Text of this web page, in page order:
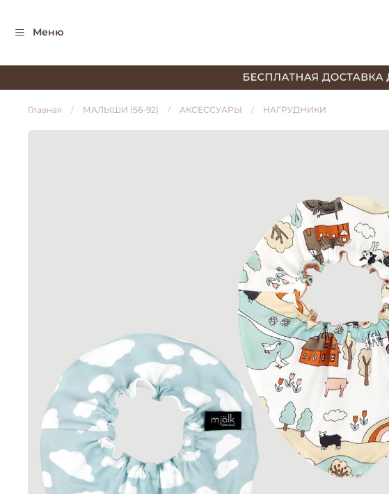
Меню
Главная МАЛЫШИ (56-92) АКСЕССУАРЫ НАГРУДНИКИ